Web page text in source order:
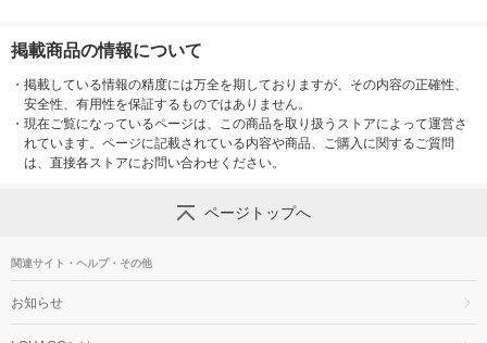
掲載商品の情報について
・ 掲載している情報の精度には万全を期しておりますが、その内容の正確性、
安全性、有用性を保証するものではありません。
・ 現在ご覧になっているページは、この商品を取り扱うストアによって運営さ
れています。ページに記載されている内容や商品、ご購入に関するご質問
は、直接各ストアにお問い合わせください。
ページトップへ
関連サイト・ヘルプ・その他
お知らせ